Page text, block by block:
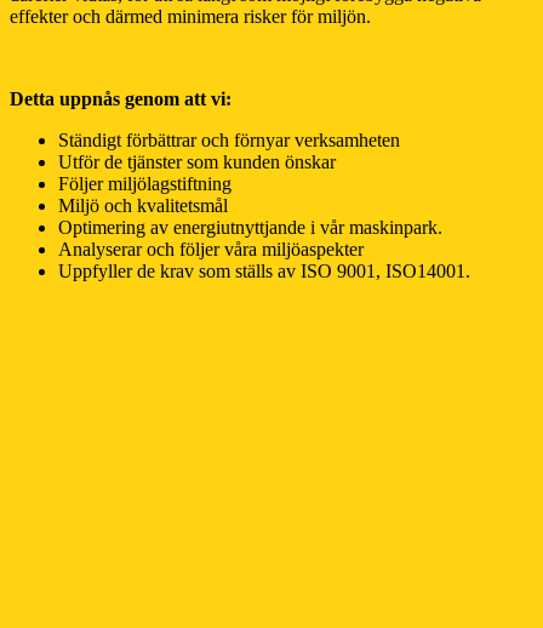
effekter och därmed minimera risker för miljön.
Detta uppnås genom att vi:
Ständigt förbättrar och förnyar verksamheten
Utför de tjänster som kunden önskar
Följer miljölagstiftning
Miljö och kvalitetsmål
Optimering av energiutnyttjande i vår maskinpark.
Analyserar och följer våra miljöaspekter
Uppfyller de krav som ställs av ISO 9001, ISO14001.